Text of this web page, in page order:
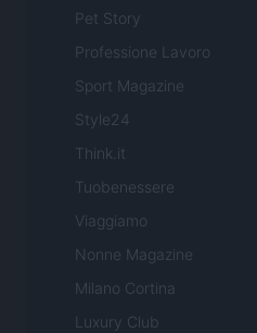
Pet Story
Professione Lavoro
Sport Magazine
Style24
Think.it
Tuobenessere
Viaggiamo
Nonne Magazine
Milano Cortina
Luxury Club